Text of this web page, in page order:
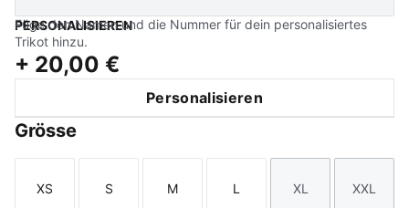
PERSONALISIEREN
Füge den Namen und die Nummer für dein personalisiertes
Trikot hinzu.
+ 20,00 €
Personalisieren
Grösse
Größe
XS
Größe
S
Größe
M
Größe
L
Größe
XL
Größe
XXL